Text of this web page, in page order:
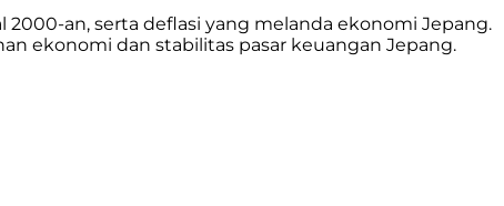
2000-an, serta deflasi yang melanda ekonomi Jepang.
ekonomi dan stabilitas pasar keuangan Jepang.